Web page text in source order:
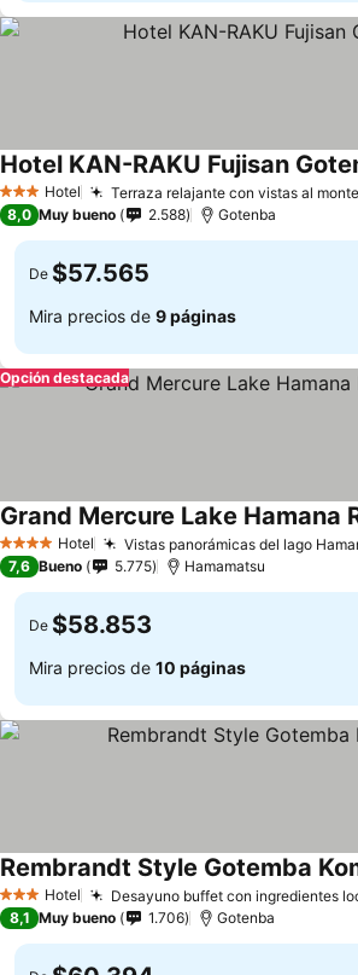
3 Estrellas
Hotel Terraza relajante con vistas al
Hotel KAN-RAKU Fujisan
8,0 Muy bueno 2.588 Gotenba
De $57.565
Mira precios de 9 páginas
Opción destacada
4 EstrellasHotel Vistas panorámicas del lago
Grand Mercure Lake Hamana
7,6 Bueno 5.775 Hamamatsu
De $58.853
Mira precios de 10 páginas
3 Estrellas
Hotel Desayuno buffet con ingredientes
Rembrandt Style Gotemba
8,1 Muy bueno 1.706 Gotenba